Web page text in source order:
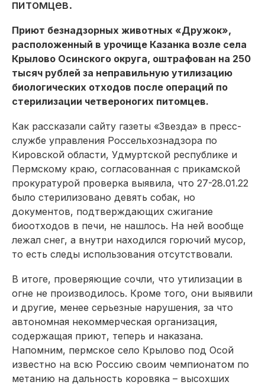
питомцев.
Приют безнадзорных животных «Дружок»,
расположенный в урочище Казанка возле села
Крылово Осинского округа, оштрафован на 250
тысяч рублей за неправильную утилизацию
биологических отходов после операций по
стерилизации четвероногих питомцев.
Как рассказали сайту газеты «Звезда» в пресс-
службе управления Россельхознадзора по
Кировской области, Удмуртской республике и
Пермскому краю, согласованная с прикамской
прокуратурой проверка выявила, что 27-28.01.22
было стерилизовано девять собак, но
документов, подтверждающих сжигание
биоотходов в печи, не нашлось. На ней вообще
лежал снег, а внутри находился горючий мусор,
то есть следы использования отсутствовали.
В итоге, проверяющие сочли, что утилизации в
огне не производилось. Кроме того, они выявили
и другие, менее серьезные нарушения, за что
автономная некоммерческая организация,
содержащая приют, теперь и наказана.
Напомним, пермское село Крылово под Осой
известно на всю Россию своим чемпионатом по
метанию на дальность коровяка – высохших